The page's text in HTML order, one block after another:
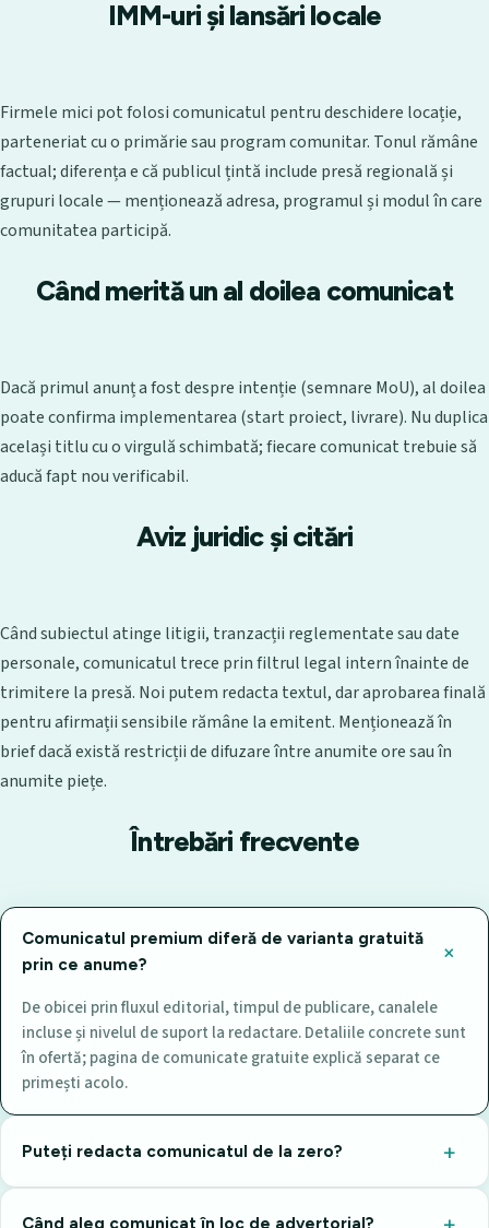
IMM-uri și lansări locale
Firmele mici pot folosi comunicatul pentru deschidere locație,
parteneriat cu o primărie sau program comunitar. Tonul rămâne
factual; diferența e că publicul țintă include presă regională și
grupuri locale — menționează adresa, programul și modul în care
comunitatea participă.
Când merită un al doilea comunicat
Dacă primul anunț a fost despre intenție (semnare MoU), al doilea
poate confirma implementarea (start proiect, livrare). Nu duplica
același titlu cu o virgulă schimbată; fiecare comunicat trebuie să
aducă fapt nou verificabil.
Aviz juridic și citări
Când subiectul atinge litigii, tranzacții reglementate sau date
personale, comunicatul trece prin filtrul legal intern înainte de
trimitere la presă. Noi putem redacta textul, dar aprobarea finală
pentru afirmații sensibile rămâne la emitent. Menționează în
brief dacă există restricții de difuzare între anumite ore sau în
anumite piețe.
Întrebări frecvente
Comunicatul premium diferă de varianta gratuită
prin ce anume?
De obicei prin fluxul editorial, timpul de publicare, canalele
incluse și nivelul de suport la redactare. Detaliile concrete sunt
în ofertă; pagina de comunicate gratuite explică separat ce
primești acolo.
Puteți redacta comunicatul de la zero?
Când aleg comunicat în loc de advertorial?